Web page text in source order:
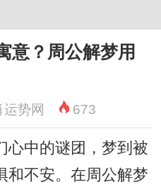
意？周公解梦用
运势网 673
心中的谜团，梦到被
和不安。在周公解梦